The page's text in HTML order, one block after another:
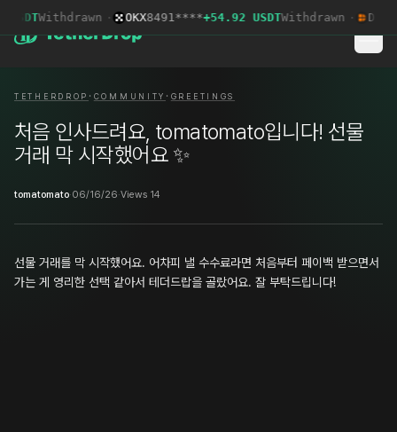
Withdrawn · OKX8491****+54.92 USDTWithdrawn ·
TETHERDROP · COMMUNITY · GREETINGS
처음 인사드려요, tomatomato입니다! 선물
거래 막 시작했어요 ✨
tomatomato·06/16/26·Views 14
선물 거래를 막 시작했어요. 어차피 낼 수수료라면 처음부터 페이백 받으면서
가는 게 영리한 선택 같아서 테더드랍을 골랐어요. 잘 부탁드립니다!